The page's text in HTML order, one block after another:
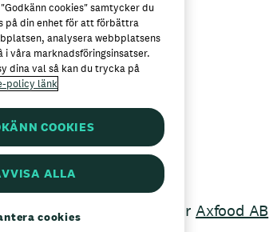
köpa Garant
ett registrerat varumärke för Axfood AB
cookies" samtycker du
på din enhet för att förbättra
analysera webbplatsens
i våra marknadsföringsinsatser.
dina val så kan du trycka på
policy länk
COOKIES
ALLA
cookies